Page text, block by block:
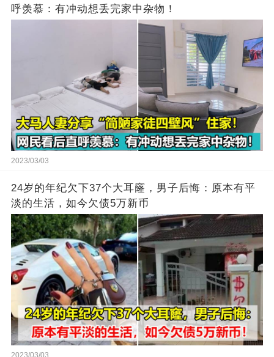
呼羡慕：有冲动想丢完家中杂物！
2023/03/03
24岁的年纪欠下37个大耳窿，男子后悔：原本有平
淡的生活，如今欠债5万新币
2023/03/03